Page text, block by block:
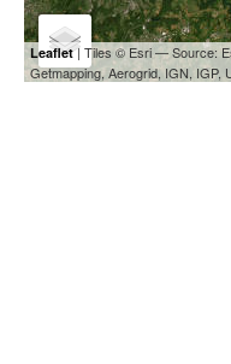
Leaflet| Tiles © Esri — Source:
Getmapping, Aerogrid, IGN, IGP,